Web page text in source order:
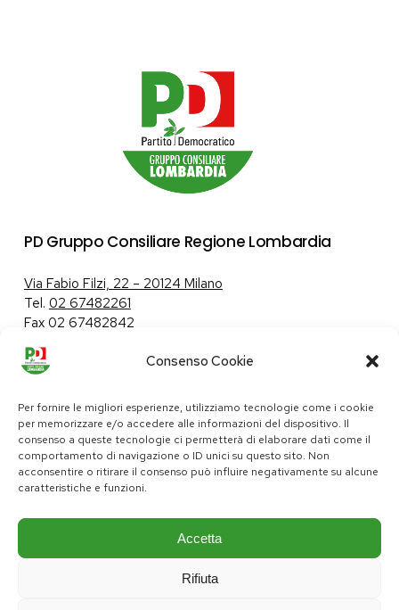
Consenso Cookie
Per fornire le migliori esperienze, utilizziamo tecnologie come i cookie
per memorizzare e/o accedere alle informazioni del dispositivo. Il
consenso a queste tecnologie ci permetterà di elaborare dati come il
comportamento di navigazione o ID unici su questo sito. Non
acconsentire o ritirare il consenso può influire negativamente su alcune
caratteristiche e funzioni.
Accetta
Rifiuta
PD Gruppo Consiliare Regione Lombardia
Via Fabio Filzi, 22 – 20124 Milano
Tel. 02 67482261
Fax 02 67482842
Tutela dei dati personali|Politica sui cookie
pd@consiglio.regione.lombardia.it
ufficiostampa.pd@consiglio.regione.lombardia.it
Pagine Facebook Gruppo Consiliare PD LombardiaPagina Messenger Gruppo Consiliare PD LombardiaPagina Instagram Gruppo PD LombardiaPagina Youtube Gruppo PD Lombardia